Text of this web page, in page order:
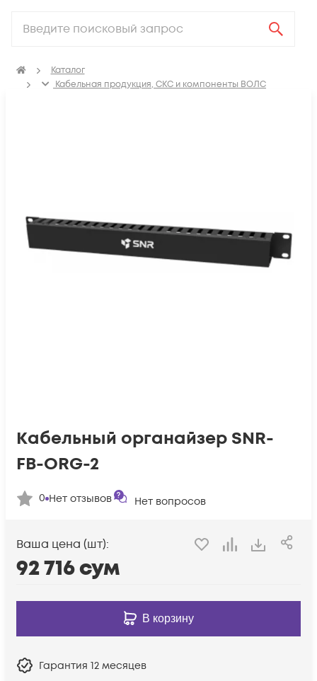
Каталог
Кабельная продукция, СКС и компоненты ВОЛС
Кабельный органайзер SNR-
FB-ORG-2
0 Нет отзывов Нет вопросов
Ваша цена (шт):
92 716сум
В корзину
Гарантия 12 месяцев